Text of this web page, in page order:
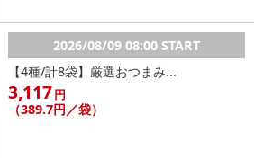
2026/08/09 08:00 START
【4種/計8袋】厳選おつまみ...
3,117円
（389.7円／袋）